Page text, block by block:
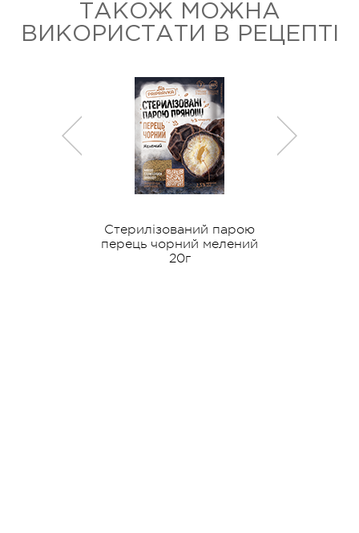
ТАКОЖ МОЖНА
ВИКОРИСТАТИ В РЕЦЕПТІ
парою
мелений
Стерилізована парою
куркума 15г